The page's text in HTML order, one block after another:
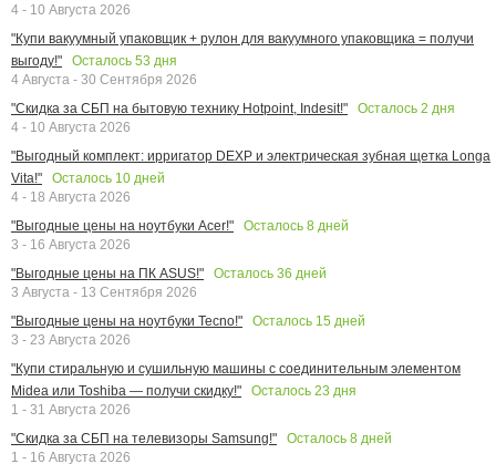
4 - 10 Августа 2026
"Купи вакуумный упаковщик + рулон для вакуумного упаковщика = получи
выгоду!"
Осталось 53 дня
4 Августа - 30 Сентября 2026
"Скидка за СБП на бытовую технику Hotpoint, Indesit!"
Осталось 2 дня
4 - 10 Августа 2026
"Выгодный комплект: ирригатор DEXP и электрическая зубная щетка Longa
Vita!"
Осталось 10 дней
4 - 18 Августа 2026
"Выгодные цены на ноутбуки Acer!"
Осталось 8 дней
3 - 16 Августа 2026
"Выгодные цены на ПК ASUS!"
Осталось 36 дней
3 Августа - 13 Сентября 2026
"Выгодные цены на ноутбуки Tecno!"
Осталось 15 дней
3 - 23 Августа 2026
"Купи стиральную и сушильную машины с соединительным элементом
Midea или Toshiba — получи скидку!"
Осталось 23 дня
1 - 31 Августа 2026
"Скидка за СБП на телевизоры Samsung!"
Осталось 8 дней
1 - 16 Августа 2026